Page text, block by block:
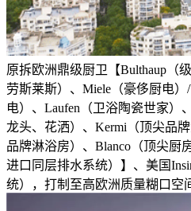
原拆欧洲鼎级厨卫【Bulthaup（
劳斯莱斯）、Miele（豪侈厨电
电）、Laufen（卫浴陶瓷世家）
龙头、花洒）、Kermi（顶尖品
品牌淋浴房）、Blanco（顶尖厨
进口同层排水系统）】、美国
统），打制至高欧洲质量糊口空